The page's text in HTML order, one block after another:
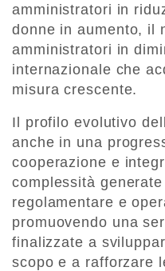
amministratori in
donne in aumento, il
amministratori in
internazionale che
misura crescente.
Il profilo evolutivo
anche in una
cooperazione e
complessità
regolamentare e
promuovendo una
finalizzate a
scopo e a rafforzare